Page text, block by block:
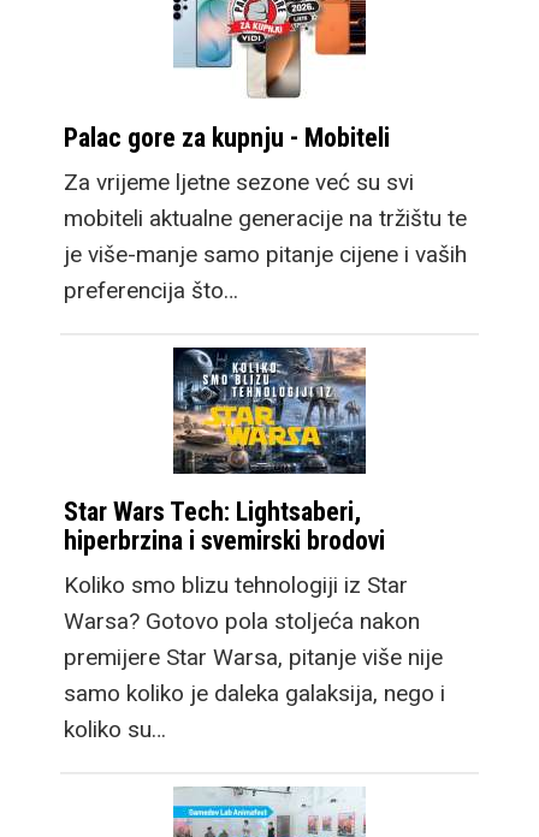
Palac gore za kupnju - Mobiteli
Za vrijeme ljetne sezone već su svi
mobiteli aktualne generacije na tržištu te
je više-manje samo pitanje cijene i vaših
preferencija što…
Star Wars Tech: Lightsaberi,
hiperbrzina i svemirski brodovi
Koliko smo blizu tehnologiji iz Star
Warsa? Gotovo pola stoljeća nakon
premijere Star Warsa, pitanje više nije
samo koliko je daleka galaksija, nego i
koliko su…